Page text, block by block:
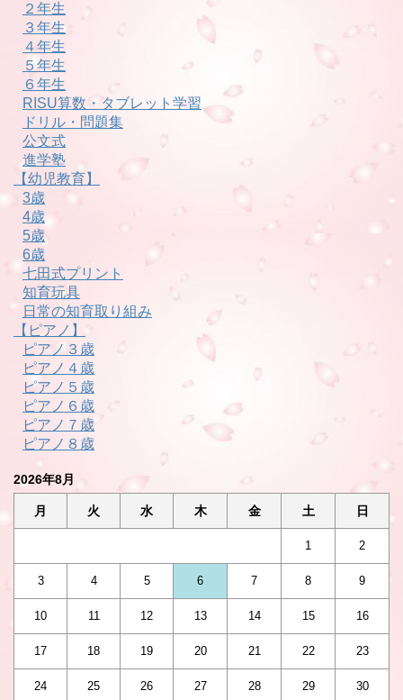
２年生
３年生
４年生
５年生
６年生
RISU算数・タブレット学習
ドリル・問題集
公文式
進学塾
【幼児教育】
3歳
4歳
5歳
6歳
七田式プリント
知育玩具
日常の知育取り組み
【ピアノ】
ピアノ３歳
ピアノ４歳
ピアノ５歳
ピアノ６歳
ピアノ７歳
ピアノ８歳
2026年8月
月 火 水 木 金 土 日
1 2
3 4 5 6 7 8 9
10 11 12 13 14 15 16
17 18 19 20 21 22 23
24 25 26 27 28 29 30